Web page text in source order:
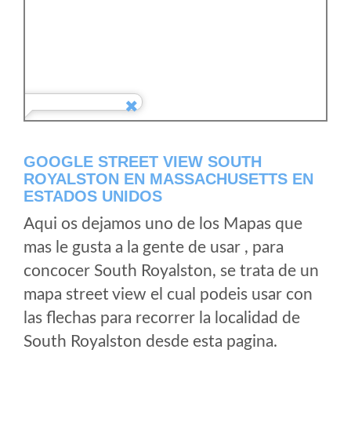
GOOGLE STREET VIEW SOUTH
ROYALSTON EN MASSACHUSETTS EN
ESTADOS UNIDOS
Aqui os dejamos uno de los Mapas que
mas le gusta a la gente de usar , para
concocer South Royalston, se trata de un
mapa street view el cual podeis usar con
las flechas para recorrer la localidad de
South Royalston desde esta pagina.